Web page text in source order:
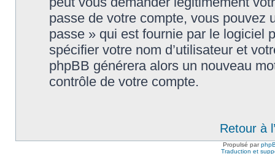
passe de votre compte, vous pouvez
passe » qui est fournie par le logiciel
spécifier votre nom d’utilisateur et
phpBB générera alors un nouveau
contrôle de votre compte.
Retour à
Propulsé par
Traduction et